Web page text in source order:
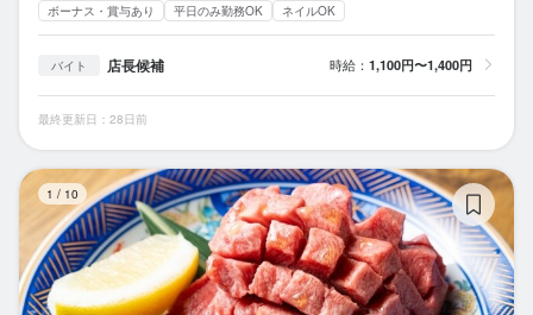
ボーナス・賞与あり 平日のみ勤務OK ネイルOK
バイト 店長候補 時給： 1,100円〜1,400円
最終更新日：28日前
1 / 10